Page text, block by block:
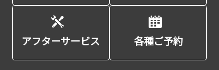
アフターサービス 各種ご予約